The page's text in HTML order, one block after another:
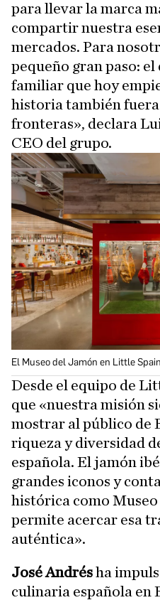
para llevar la marca
compartir nuestra
mercados. Para
pequeño gran paso: el
familiar que hoy
historia también fuera
fronteras», declara
CEO del grupo.
El Museo del Jamón en Little Spain
Desde el equipo de
que «nuestra misión
mostrar al público de
riqueza y diversidad
española. El jamón
grandes iconos y
histórica como Museo
permite acercar esa
auténtica».
José Andrésha
culinaria española en